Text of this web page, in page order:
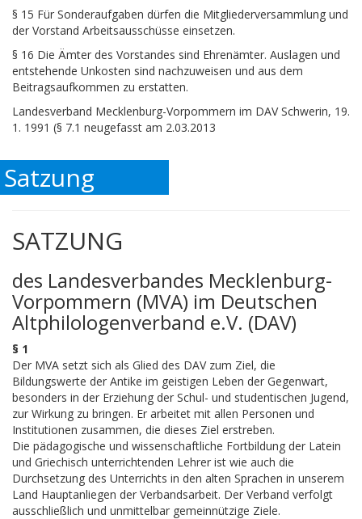
§ 15 Für Sonderaufgaben dürfen die Mitgliederversammlung und
der Vorstand Arbeitsausschüsse einsetzen.
§ 16 Die Ämter des Vorstandes sind Ehrenämter. Auslagen und
entstehende Unkosten sind nachzuweisen und aus dem
Beitragsaufkommen zu erstatten.
Landesverband Mecklenburg-Vorpommern im DAV Schwerin, 19.
1. 1991 (§ 7.1 neugefasst am 2.03.2013
Satzung
SATZUNG
des Landesverbandes Mecklenburg-
Vorpommern (MVA) im Deutschen
Altphilologenverband e.V. (DAV)
§ 1
Der MVA setzt sich als Glied des DAV zum Ziel, die
Bildungswerte der Antike im geistigen Leben der Gegenwart,
besonders in der Erziehung der Schul- und studentischen Jugend,
zur Wirkung zu bringen. Er arbeitet mit allen Personen und
Institutionen zusammen, die dieses Ziel erstreben.
Die pädagogische und wissenschaftliche Fortbildung der Latein
und Griechisch unterrichtenden Lehrer ist wie auch die
Durchsetzung des Unterrichts in den alten Sprachen in unserem
Land Hauptanliegen der Verbandsarbeit. Der Verband verfolgt
ausschließlich und unmittelbar gemeinnützige Ziele.